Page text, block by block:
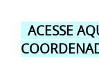
ACESSE